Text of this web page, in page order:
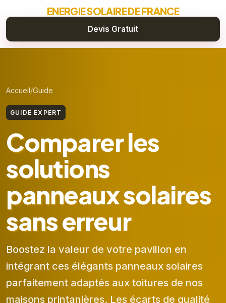
ENERGIE SOLAIRE DE FRANCE
Devis Gratuit
Accueil Guide
GUIDE EXPERT
Comparer les
solutions
panneaux solaires
sans erreur
Boostez la valeur de votre pavillon en
intégrant ces élégants panneaux solaires
parfaitement adaptés aux toitures de nos
maisons printanières. Les écarts de qualité